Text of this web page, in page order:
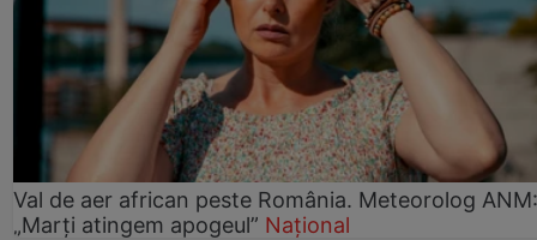
Val de aer african peste România. Meteorolog ANM:
„Marți atingem apogeul” Național